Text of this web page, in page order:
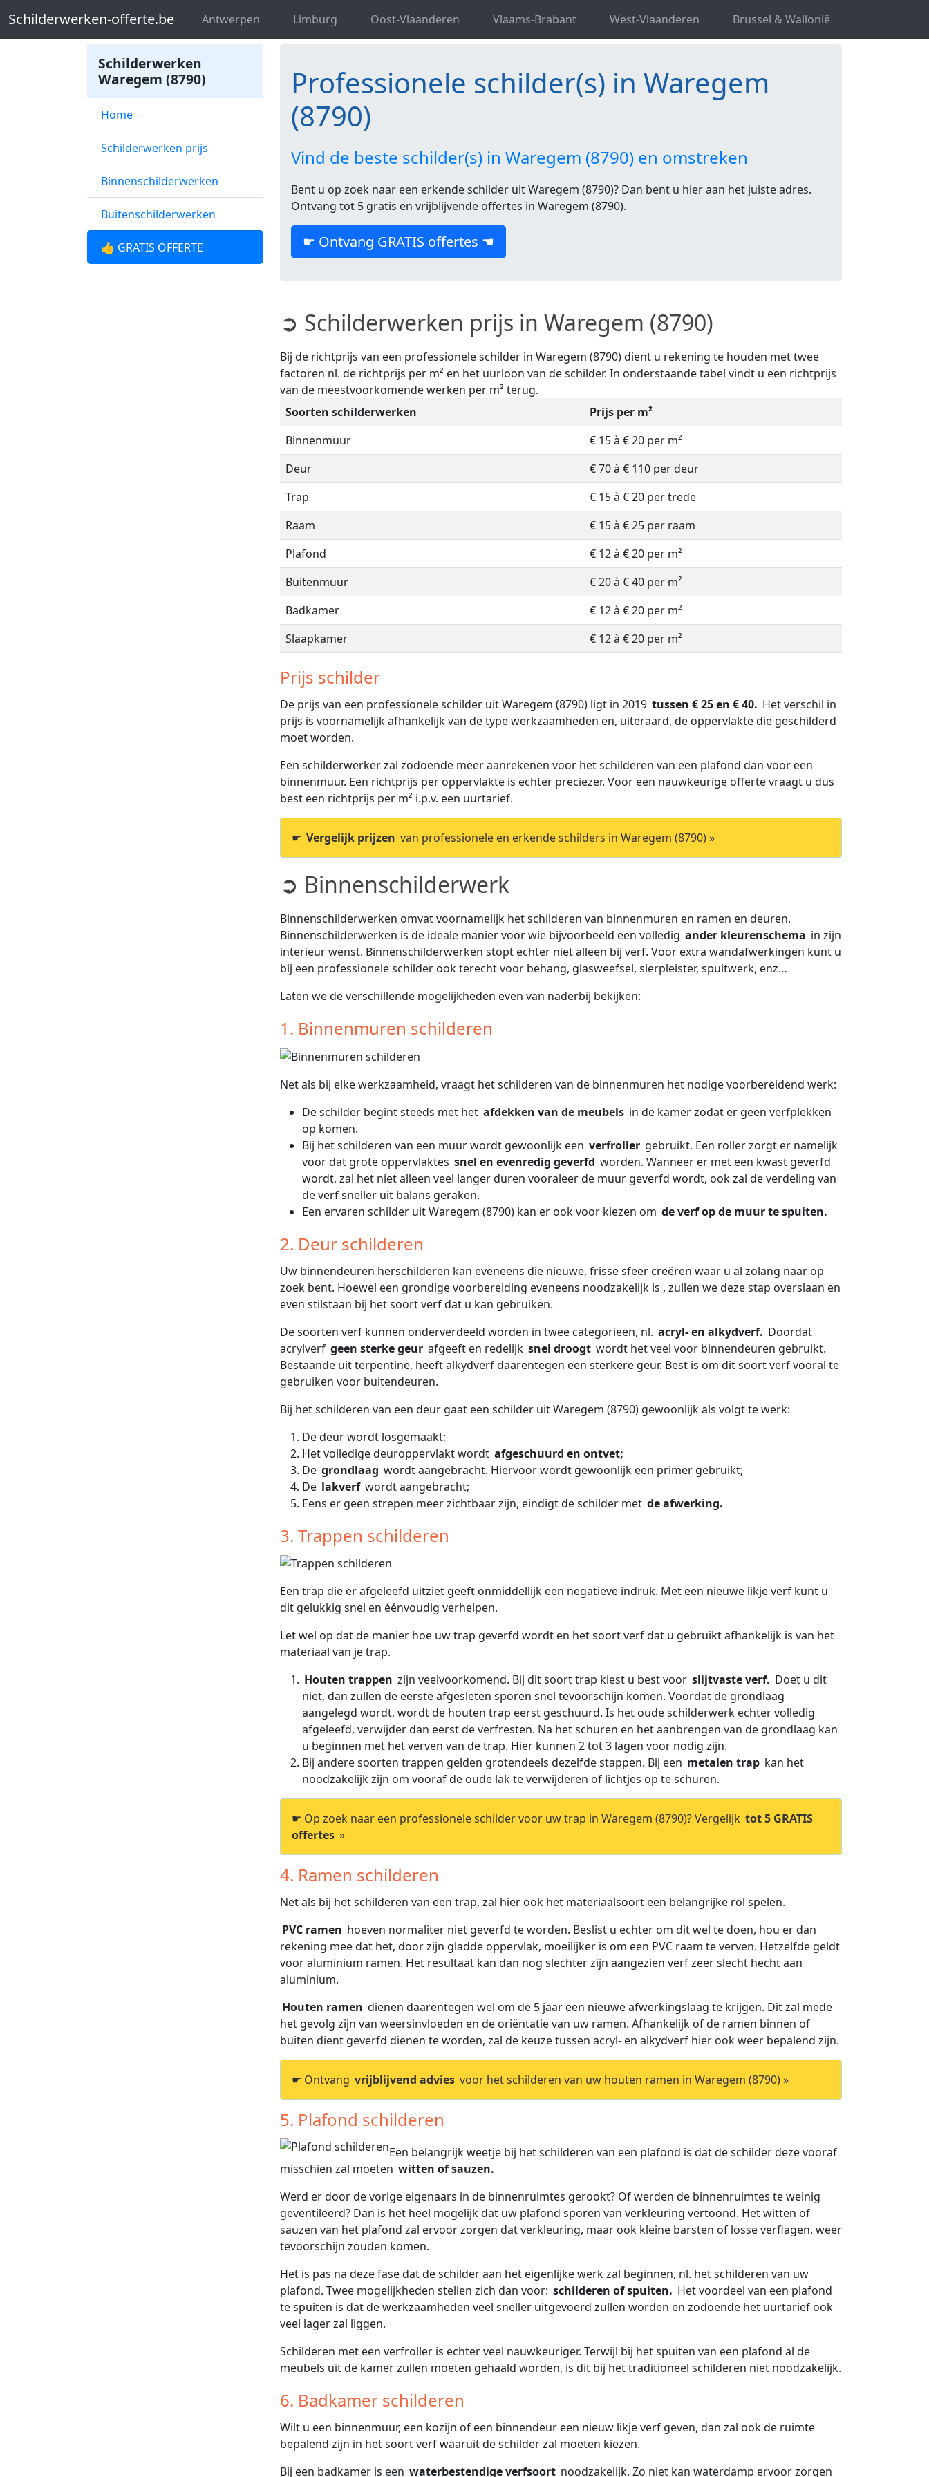
Schilderwerken-offerte.be Antwerpen Limburg Oost-Vlaanderen Vlaams-Brabant West-Vlaanderen Brussel & Wallonië
Schilderwerken-offerte.be Professionele schilder(s) in West-Vlaanderen Professionele schilder(s) in Waregem
Schilderwerken
Waregem (8790)
Home
Schilderwerken prijs
Binnenschilderwerken
Buitenschilderwerken
👍 GRATIS OFFERTE
Professionele schilder(s) in Waregem
(8790)
Vind de beste schilder(s) in Waregem (8790) en omstreken
Bent u op zoek naar een erkende schilder uit Waregem (8790)? Dan bent u hier aan het juiste adres.
Ontvang tot 5 gratis en vrijblijvende offertes in Waregem (8790).
☛ Ontvang GRATIS offertes ☚
➲ Schilderwerken prijs in Waregem (8790)
Bij de richtprijs van een professionele schilder in Waregem (8790) dient u rekening te houden met twee
factoren nl. de richtprijs per m² en het uurloon van de schilder. In onderstaande tabel vindt u een richtprijs
van de meestvoorkomende werken per m² terug.
Soorten schilderwerken
Prijs per m²
Binnenmuur
€ 15 à € 20 per m²
Deur
€ 70 à € 110 per deur
Trap
€ 15 à € 20 per trede
Raam
€ 15 à € 25 per raam
Plafond
€ 12 à € 20 per m²
Buitenmuur
€ 20 à € 40 per m²
Badkamer
€ 12 à € 20 per m²
Slaapkamer
€ 12 à € 20 per m²
Prijs schilder
De prijs van een professionele schilder uit Waregem (8790) ligt in 2019 tussen € 25 en € 40. Het verschil in
prijs is voornamelijk afhankelijk van de type werkzaamheden en, uiteraard, de oppervlakte die geschilderd
moet worden.
Een schilderwerker zal zodoende meer aanrekenen voor het schilderen van een plafond dan voor een
binnenmuur. Een richtprijs per oppervlakte is echter preciezer. Voor een nauwkeurige offerte vraagt u dus
best een richtprijs per m² i.p.v. een uurtarief.
☛ Vergelijk prijzen van professionele en erkende schilders in Waregem (8790) »
➲ Binnenschilderwerk
Binnenschilderwerken omvat voornamelijk het schilderen van binnenmuren en ramen en deuren.
Binnenschilderwerken is de ideale manier voor wie bijvoorbeeld een volledig ander kleurenschema in zijn
interieur wenst. Binnenschilderwerken stopt echter niet alleen bij verf. Voor extra wandafwerkingen kunt u
bij een professionele schilder ook terecht voor behang, glasweefsel, sierpleister, spuitwerk, enz…
Laten we de verschillende mogelijkheden even van naderbij bekijken:
1. Binnenmuren schilderen
Net als bij elke werkzaamheid, vraagt het schilderen van de binnenmuren het nodige voorbereidend werk:
De schilder begint steeds met het afdekken van de meubels in de kamer zodat er geen verfplekken
op komen.
Bij het schilderen van een muur wordt gewoonlijk een verfroller gebruikt. Een roller zorgt er namelijk
voor dat grote oppervlaktes snel en evenredig geverfd worden. Wanneer er met een kwast geverfd
wordt, zal het niet alleen veel langer duren vooraleer de muur geverfd wordt, ook zal de verdeling van
de verf sneller uit balans geraken.
Een ervaren schilder uit Waregem (8790) kan er ook voor kiezen om de verf op de muur te spuiten.
2. Deur schilderen
Uw binnendeuren herschilderen kan eveneens die nieuwe, frisse sfeer creëren waar u al zolang naar op
zoek bent. Hoewel een grondige voorbereiding eveneens noodzakelijk is , zullen we deze stap overslaan en
even stilstaan bij het soort verf dat u kan gebruiken.
De soorten verf kunnen onderverdeeld worden in twee categorieën, nl. acryl- en alkydverf. Doordat
acrylverf geen sterke geur afgeeft en redelijk snel droogt wordt het veel voor binnendeuren gebruikt.
Bestaande uit terpentine, heeft alkydverf daarentegen een sterkere geur. Best is om dit soort verf vooral te
gebruiken voor buitendeuren.
Bij het schilderen van een deur gaat een schilder uit Waregem (8790) gewoonlijk als volgt te werk:
De deur wordt losgemaakt;
Het volledige deuroppervlakt wordt afgeschuurd en ontvet;
De grondlaag wordt aangebracht. Hiervoor wordt gewoonlijk een primer gebruikt;
De lakverf wordt aangebracht;
Eens er geen strepen meer zichtbaar zijn, eindigt de schilder met de afwerking.
3. Trappen schilderen
Een trap die er afgeleefd uitziet geeft onmiddellijk een negatieve indruk. Met een nieuwe likje verf kunt u
dit gelukkig snel en éénvoudig verhelpen.
Let wel op dat de manier hoe uw trap geverfd wordt en het soort verf dat u gebruikt afhankelijk is van het
materiaal van je trap.
Houten trappen zijn veelvoorkomend. Bij dit soort trap kiest u best voor slijtvaste verf. Doet u dit
niet, dan zullen de eerste afgesleten sporen snel tevoorschijn komen. Voordat de grondlaag
aangelegd wordt, wordt de houten trap eerst geschuurd. Is het oude schilderwerk echter volledig
afgeleefd, verwijder dan eerst de verfresten. Na het schuren en het aanbrengen van de grondlaag kan
u beginnen met het verven van de trap. Hier kunnen 2 tot 3 lagen voor nodig zijn.
Bij andere soorten trappen gelden grotendeels dezelfde stappen. Bij een metalen trap kan het
noodzakelijk zijn om vooraf de oude lak te verwijderen of lichtjes op te schuren.
☛ Op zoek naar een professionele schilder voor uw trap in Waregem (8790)? Vergelijk tot 5 GRATIS
offertes »
4. Ramen schilderen
Net als bij het schilderen van een trap, zal hier ook het materiaalsoort een belangrijke rol spelen.
PVC ramen hoeven normaliter niet geverfd te worden. Beslist u echter om dit wel te doen, hou er dan
rekening mee dat het, door zijn gladde oppervlak, moeilijker is om een PVC raam te verven. Hetzelfde geldt
voor aluminium ramen. Het resultaat kan dan nog slechter zijn aangezien verf zeer slecht hecht aan
aluminium.
Houten ramen dienen daarentegen wel om de 5 jaar een nieuwe afwerkingslaag te krijgen. Dit zal mede
het gevolg zijn van weersinvloeden en de oriëntatie van uw ramen. Afhankelijk of de ramen binnen of
buiten dient geverfd dienen te worden, zal de keuze tussen acryl- en alkydverf hier ook weer bepalend zijn.
☛ Ontvang vrijblijvend advies voor het schilderen van uw houten ramen in Waregem (8790) »
5. Plafond schilderen
Een belangrijk weetje bij het schilderen van een plafond is dat de schilder deze vooraf
misschien zal moeten witten of sauzen.
Werd er door de vorige eigenaars in de binnenruimtes gerookt? Of werden de binnenruimtes te weinig
geventileerd? Dan is het heel mogelijk dat uw plafond sporen van verkleuring vertoond. Het witten of
sauzen van het plafond zal ervoor zorgen dat verkleuring, maar ook kleine barsten of losse verflagen, weer
tevoorschijn zouden komen.
Het is pas na deze fase dat de schilder aan het eigenlijke werk zal beginnen, nl. het schilderen van uw
plafond. Twee mogelijkheden stellen zich dan voor: schilderen of spuiten. Het voordeel van een plafond
te spuiten is dat de werkzaamheden veel sneller uitgevoerd zullen worden en zodoende het uurtarief ook
veel lager zal liggen.
Schilderen met een verfroller is echter veel nauwkeuriger. Terwijl bij het spuiten van een plafond al de
meubels uit de kamer zullen moeten gehaald worden, is dit bij het traditioneel schilderen niet noodzakelijk.
6. Badkamer schilderen
Wilt u een binnenmuur, een kozijn of een binnendeur een nieuw likje verf geven, dan zal ook de ruimte
bepalend zijn in het soort verf waaruit de schilder zal moeten kiezen.
Bij een badkamer is een waterbestendige verfsoort noodzakelijk. Zo niet kan waterdamp ervoor zorgen